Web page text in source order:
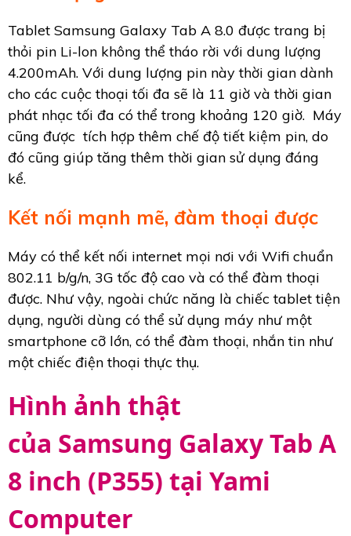
Tablet Samsung Galaxy Tab A 8.0 được trang bị
thỏi pin Li-lon không thể tháo rời với dung lượng
4.200mAh. Với dung lượng pin này thời gian dành
cho các cuộc thoại tối đa sẽ là 11 giờ và thời gian
phát nhạc tối đa có thể trong khoảng 120 giờ. Máy
cũng được tích hợp thêm chế độ tiết kiệm pin, do
đó cũng giúp tăng thêm thời gian sử dụng đáng
kể.
Kết nối mạnh mẽ, đàm thoại được
Máy có thể kết nối internet mọi nơi với Wifi chuẩn
802.11 b/g/n, 3G tốc độ cao và có thể đàm thoại
được. Như vậy, ngoài chức năng là chiếc tablet tiện
dụng, người dùng có thể sử dụng máy như một
smartphone cỡ lớn, có thể đàm thoại, nhắn tin như
một chiếc điện thoại thực thụ.
Hình ảnh thật
của Samsung Galaxy Tab A
8 inch (P355) tại Yami
Computer